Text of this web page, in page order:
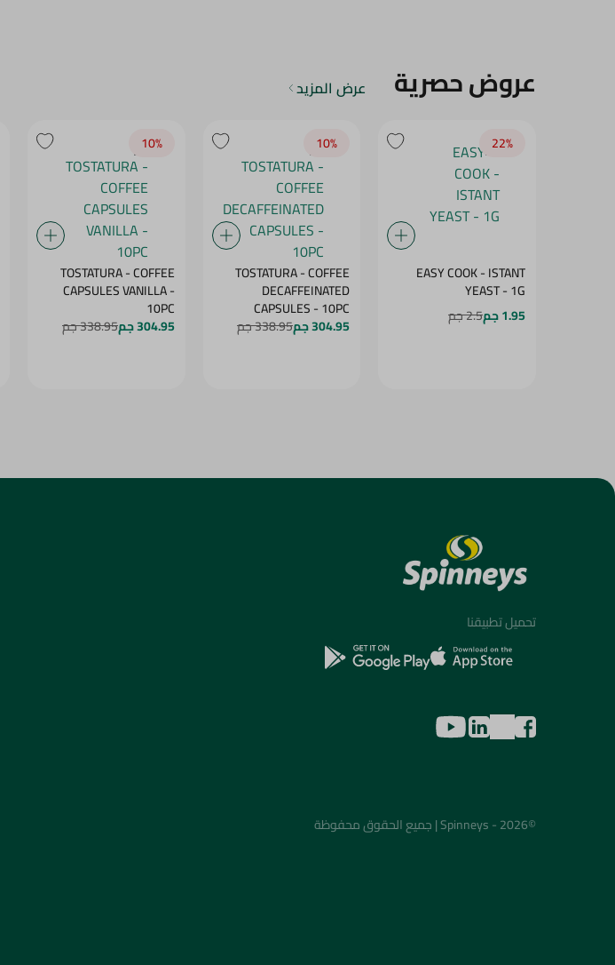
عروض حصرية عرض المزيد
22‎%‎
EASY COOK - ISTANT
YEAST - 1G
1.95 جم
2.5 جم
10‎%‎
TOSTATURA - COFFEE
DECAFFEINATED
CAPSULES - 10PC
304.95 جم 338.95 جم
10‎%‎
TOSTATURA - COFFEE
CAPSULES VANILLA -
10PC
304.95 جم 338.95 جم
تحميل تطبيقنا
©2026 - Spinneys | جميع الحقوق محفوظة